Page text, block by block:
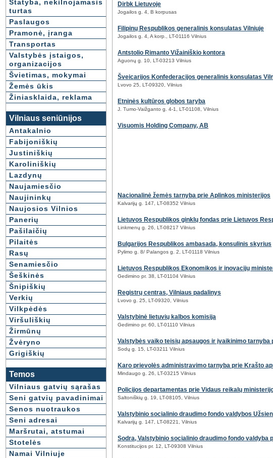
Statyba, nekilnojamasis
turtas
Paslaugos
Pramonė, įranga
Transportas
Valstybės įstaigos,
organizacijos
Švietimas, mokymai
Žemės ūkis
Žiniasklaida, reklama
Vilniaus seniūnijos
Antakalnio
Fabijoniškių
Justiniškių
Karoliniškių
Lazdynų
Naujamiesčio
Naujininkų
Naujosios Vilnios
Panerių
Pašilaičių
Pilaitės
Rasų
Senamiesčio
Šeškinės
Šnipiškių
Verkių
Vilkpėdės
Viršuliškių
Žirmūnų
Žvėryno
Grigiškių
Temos
Vilniaus gatvių sąrašas
Seni gatvių pavadinimai
Senos nuotraukos
Seni adresai
Maršrutai, atstumai
Stotelės
Namai Vilniuje
Dirbk Lietuvoje
Jogailos g. 4, B korpusas
Filipinų Respublikos generalinis konsulatas Vilniuje
Jogailos g. 4, A korp., LT-01116 Vilnius
Antstolio Rimanto Vižainiškio kontora
Aguonų g. 10, LT-03213 Vilnius
Šveicarijos Konfederacijos generalinis konsulatas
Lvovo 25, LT-09320, Vilnius
Etninės kultūros globos taryba
J. Tumo-Vaižganto g. 4-1, LT-01108, Vilnius
Visuomis Holding Company, AB
Nacionalinė žemės tarnyba prie Aplinkos ministerijos
Kalvarijų g. 147, LT-08352 Vilnius
Lietuvos Respublikos ginklų fondas prie Lietuvos
Linkmenų g. 26, LT-08217 Vilnius
Bulgarijos Respublikos ambasada, konsulinis skyrius
Pylimo g. 8/ Palangos g. 2, LT-01118 Vilnius
Lietuvos Respublikos Ekonomikos ir inovacijų
Gedimino pr. 38, LT-01104 Vilnius
Registrų centras, Vilniaus padalinys
Lvovo g. 25, LT-09320, Vilnius
Valstybinė lietuvių kalbos komisija
Gedimino pr. 60, LT-01110 Vilnius
Valstybės vaiko teisių apsaugos ir įvaikinimo tarnyba
Sodų g. 15, LT-03211 Vilnius
Karo prievolės administravimo tarnyba prie Krašto
Mindaugo g. 26, LT-03215 Vilnius
Policijos departamentas prie Vidaus reikalų
Saltoniškių g. 19, LT-08105, Vilnius
Valstybinio socialinio draudimo fondo valdybos
Kalvarijų g. 147, LT-08221, Vilnius
Sodra, Valstybinio socialinio draudimo fondo valdyba
Konstitucijos pr. 12, LT-09308 Vilnius